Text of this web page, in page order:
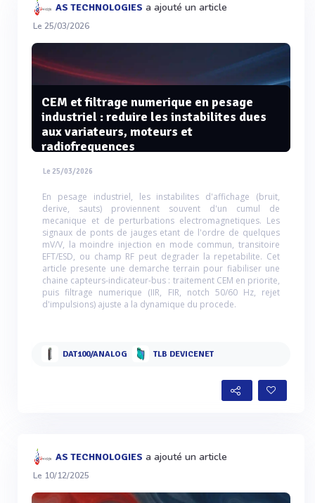
AS TECHNOLOGIES a ajouté un article
Le 25/03/2026
CEM et filtrage numerique en pesage
industriel : reduire les instabilites dues
aux variateurs, moteurs et
radiofrequences
Le 25/03/2026
En pesage industriel, les instabilites d'affichage (bruit,
derive, sauts) proviennent souvent d'un cumul de
mecanique et de perturbations electromagnetiques. Les
signaux de ponts de jauges etant de l'ordre de quelques
mV/V, la moindre injection en mode commun, transitoire
EFT/ESD, ou champ RF peut degrader la repetabilite. Cet
article presente une demarche terrain pour fiabiliser une
chaine capteurs-indicateur-bus : traitement CEM en priorite,
puis filtrage numerique (IIR, FIR, notch 50/60 Hz, rejet
d'impulsions) ajuste a la dynamique du procede.
DAT100/ANALOG TLB DEVICENET
AS TECHNOLOGIES a ajouté un article
Le 10/12/2025